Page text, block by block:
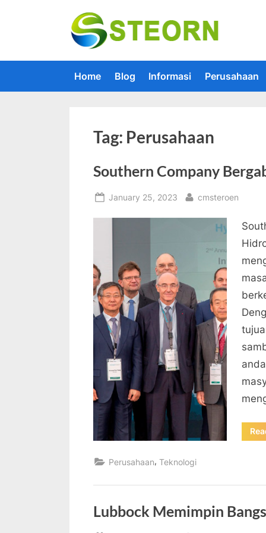
Home Blog Informasi Perusahaan
Tag: Perusahaan
Southern Company
Posted
January 25, 2023 By
cmsteroen
Perusahaan, Teknologi
Lubbock Memimpin